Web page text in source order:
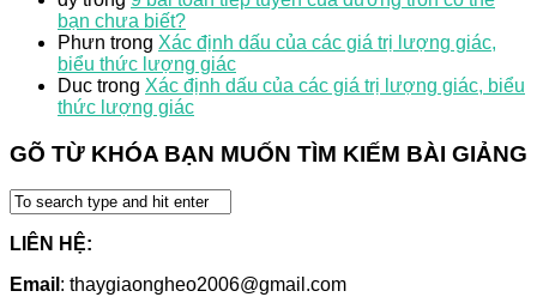
bạn chưa biết?
Phưn trong Xác định dấu của các giá trị lượng giác,
biểu thức lượng giác
Duc trong Xác định dấu của các giá trị lượng giác, biểu
thức lượng giác
GÕ TỪ KHÓA BẠN MUỐN TÌM KIẾM BÀI GIẢNG
LIÊN HỆ:
Email : thaygiaongheo2006@gmail.com